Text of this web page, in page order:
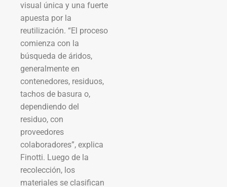
visual única y una fuerte
apuesta por la
reutilización. “El proceso
comienza con la
búsqueda de áridos,
generalmente en
contenedores, residuos,
tachos de basura o,
dependiendo del
residuo, con
proveedores
colaboradores”, explica
Finotti. Luego de la
recolección, los
materiales se clasifican